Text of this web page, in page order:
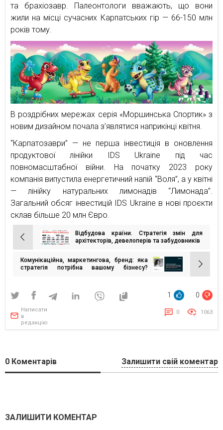
та брахіозавр. Палеонтологи вважають, що вони
жили на місці сучасних Карпатських гір — 66-150 млн
років тому.
В роздрібних мережах серія «Моршинська Спортик» з
новим дизайном почала з’являтися наприкінці квітня.
“Карпатозаври” — не перша інвестиція в оновлення
продуктової лінійки IDS Ukraine під час
повномасштабної війни. На початку 2023 року
компанія випустила енергетичний напій “Воля”, а у квітні
— лінійку натуральних лимонадів “Лимонада”.
Загальний обсяг інвестицій IDS Ukraine в нові проєкти
склав більше 20 млн Євро.
Навігація
записів
Відбудова країни. Стратегія змін для
архітекторів, девелоперів та забудовників
Комунікаційна, маркетингова, бренд: яка
стратегія потрібна вашому бізнесу?
1 0
Написати
в
редакцію
0 1063
0 Коментарів Залишити свій коментар
ЗАЛИШИТИ КОМЕНТАР